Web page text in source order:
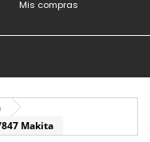
Mis compras
Makita